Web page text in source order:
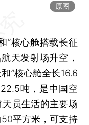
原图
核心舱搭载长征
天发射场升空，
”核心舱全长16.6
吨，是中国空
员生活的主要场
平方米，可支持